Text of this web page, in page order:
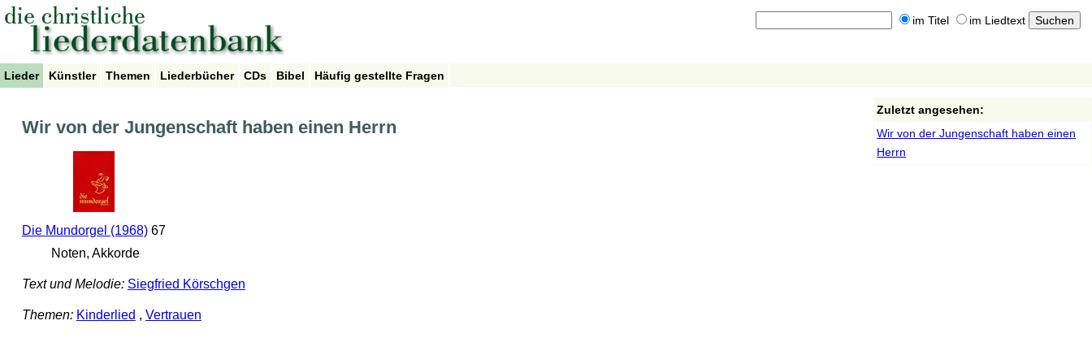
im Titel im Liedtext
Lieder Künstler Themen Liederbücher CDs Bibel Häufig gestellte Fragen
Wir von der Jungenschaft haben einen Herrn
Die Mundorgel (1968)67
Noten, Akkorde
Text und Melodie: Siegfried Körschgen
Themen: Kinderlied , Vertrauen
Zuletzt angesehen:
Wir von der Jungenschaft haben einen
Herrn